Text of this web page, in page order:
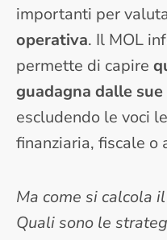
importanti per
operativa. Il MOL
permette di capire
guadagna dalle
escludendo le voci
finanziaria, fiscale
Ma come si calcola
Quali sono le